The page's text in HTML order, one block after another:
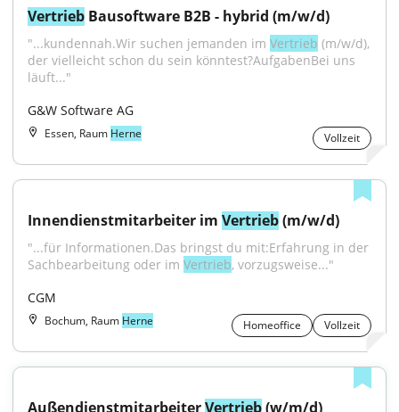
Vertrieb Bausoftware B2B - hybrid (m/w/d)
"...kundennah.Wir suchen jemanden im Vertrieb (m/w/d),
der vielleicht schon du sein könntest?AufgabenBei uns
läuft..."
G&W Software AG
Essen, Raum Herne Vollzeit
Innendienstmitarbeiter im Vertrieb (m/w/d)
"...für Informationen.Das bringst du mit:Erfahrung in der
Sachbearbeitung oder im Vertrieb, vorzugsweise..."
CGM
Bochum, Raum Herne Homeoffice Vollzeit
Außendienstmitarbeiter Vertrieb (w/m/d)